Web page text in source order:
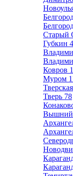
Старый
Губкин 4
Ковров
Муром
Тверь 78
Вышний